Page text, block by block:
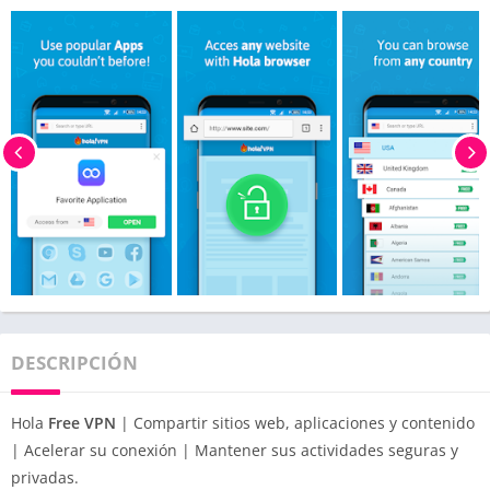
DESCRIPCIÓN
Hola Free VPN | Compartir sitios web, aplicaciones y contenido
| Acelerar su conexión | Mantener sus actividades seguras y
privadas.